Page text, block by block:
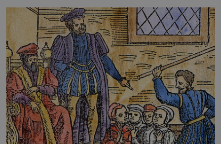
zdálo o jednorožcích, krásných princeznách, statečných
rytířích a létajících dracích.